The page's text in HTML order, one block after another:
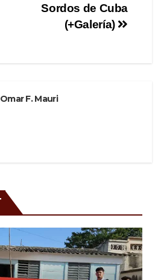
Sordos de Cuba
(+Galería)
Omar F. Mauri